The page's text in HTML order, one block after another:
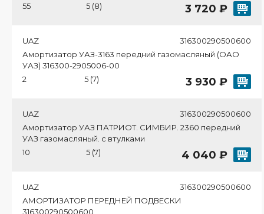
55
5 (8) 3 720 ₽
UAZ
316300290500600
Амортизатор УАЗ-3163 передний газомасляный (ОАО
УАЗ) 316300-2905006-00
2
5 (7) 3 930 ₽
UAZ
316300290500600
Амортизатор УАЗ ПАТРИОТ. СИМБИР. 2360 передний
УАЗ газомасляный. с втулками
10
5 (7) 4 040 ₽
UAZ
316300290500600
АМОРТИЗАТОР ПЕРЕДНЕЙ ПОДВЕСКИ
316300290500600